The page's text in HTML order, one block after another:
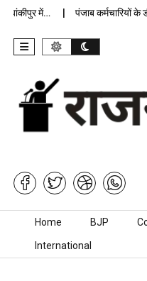
में… पंजाब कर्मचारियों के डीए
Skip to content
Home BJP
International